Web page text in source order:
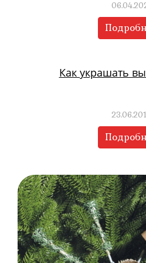
Как украшать